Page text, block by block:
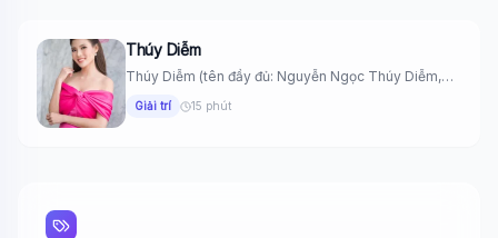
Thúy Diễm
Thúy Diễm (tên đầy đủ: Nguyễn Ngọc Thúy Diễm,
Giải trí 15 phút